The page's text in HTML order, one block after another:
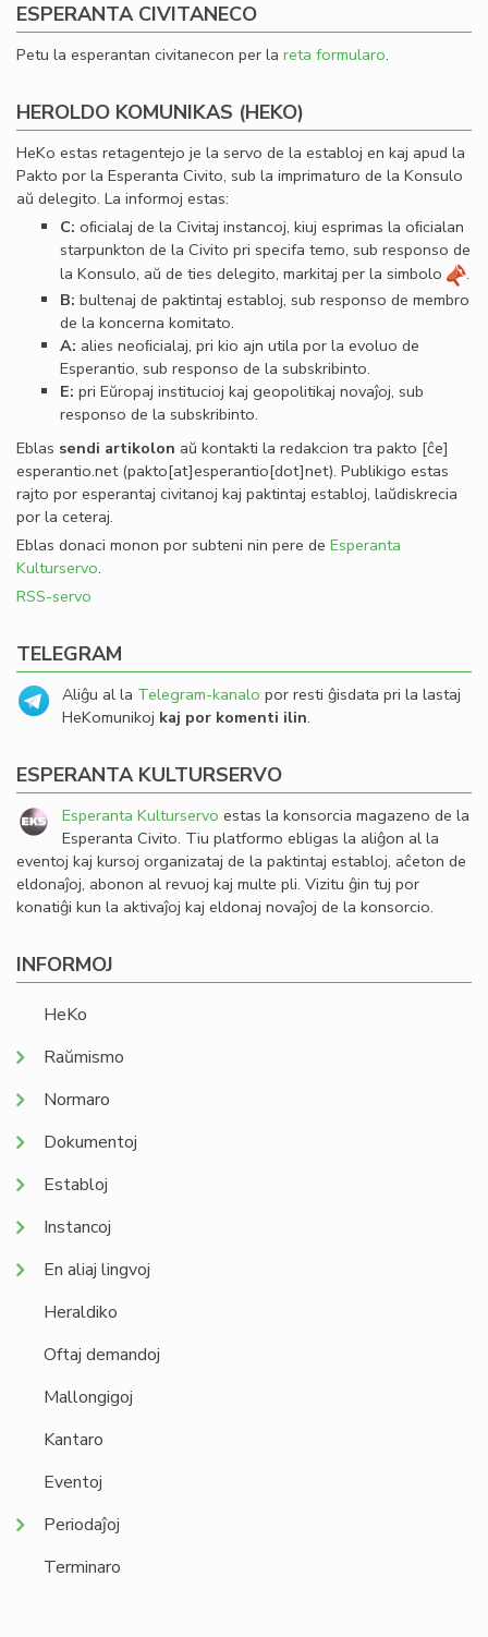
ESPERANTA CIVITANECO
Petu la esperantan civitanecon per la reta formularo.
HEROLDO KOMUNIKAS (HEKO)
HeKo estas retagentejo je la servo de la establoj en kaj apud la
Pakto por la Esperanta Civito, sub la imprimaturo de la Konsulo
aŭ delegito. La informoj estas:
C: oﬁcialaj de la Civitaj instancoj, kiuj esprimas la oﬁcialan
starpunkton de la Civito pri specifa temo, sub responso de
la Konsulo, aŭ de ties delegito, markitaj per la simbolo
.
B: bultenaj de paktintaj establoj, sub responso de membro
de la koncerna komitato.
A: alies neoﬁcialaj, pri kio ajn utila por la evoluo de
Esperantio, sub responso de la subskribinto.
E: pri Eŭropaj institucioj kaj geopolitikaj novaĵoj, sub
responso de la subskribinto.
Eblas sendi artikolon aŭ kontakti la redakcion tra pakto [ĉe]
esperantio.net(pakto[at]esperantio[dot]net). Publikigo estas
rajto por esperantaj civitanoj kaj paktintaj establoj, laŭdiskrecia
por la ceteraj.
Eblas donaci monon por subteni nin pere de Esperanta
Kulturservo.
RSS-servo
TELEGRAM
Aliĝu al la Telegram-kanalo por resti ĝisdata pri la lastaj
HeKomunikoj kaj por komenti ilin.
ESPERANTA KULTURSERVO
Esperanta Kulturservo estas la konsorcia magazeno de la
Esperanta Civito. Tiu platformo ebligas la aliĝon al la
eventoj kaj kursoj organizataj de la paktintaj establoj, aĉeton de
eldonaĵoj, abonon al revuoj kaj multe pli. Vizitu ĝin tuj por
konatiĝi kun la aktivaĵoj kaj eldonaj novaĵoj de la konsorcio.
INFORMOJ
HeKo
Raŭmismo
Normaro
Dokumentoj
Establoj
Instancoj
En aliaj lingvoj
Heraldiko
Oftaj demandoj
Mallongigoj
Kantaro
Eventoj
Periodaĵoj
Terminaro